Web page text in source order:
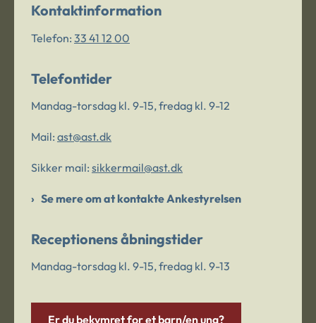
Kontaktinformation
Telefon: 33 41 12 00
Telefontider
Mandag-torsdag kl. 9-15, fredag kl. 9-12
Mail: ast@ast.dk
Sikker mail: sikkermail@ast.dk
Se mere om at kontakte Ankestyrelsen
Receptionens åbningstider
Mandag-torsdag kl. 9-15, fredag kl. 9-13
Er du bekymret for et barn/en ung?